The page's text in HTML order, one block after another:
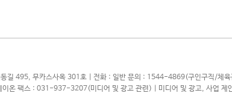
길 495, 무카스사옥 301호 | 전화 : 일반 문의 : 1544-4869(구인구직/
온 팩스 : 031-937-3207(미디어 및 광고 관련) | 미디어 및 광고, 사업